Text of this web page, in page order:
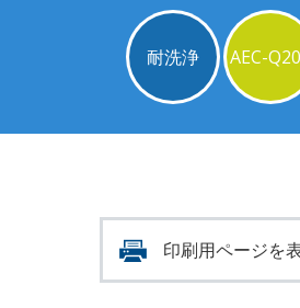
耐洗浄 AEC-
印刷用ページを